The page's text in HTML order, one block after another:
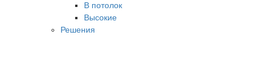
В потолок
Высокие
Решения